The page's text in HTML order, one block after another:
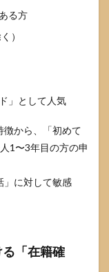
る方
）
」として人気
徴から、「初めて
1〜3年目の方の申
」に対して敏感
「在籍確